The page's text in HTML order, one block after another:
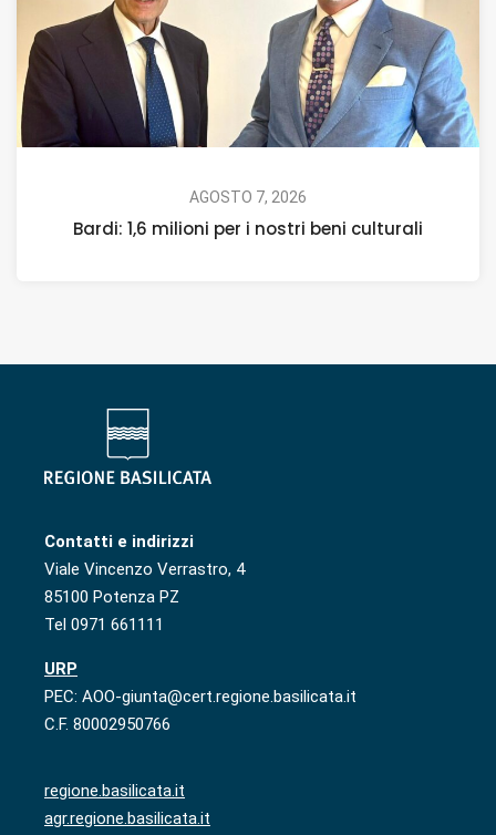
AGOSTO 7, 2026
Bardi: 1,6 milioni per i nostri beni culturali
Contatti e indirizzi
Viale Vincenzo Verrastro, 4
85100 Potenza PZ
Tel 0971 661111
URP
PEC: AOO-giunta@cert.regione.basilicata.it
C.F. 80002950766
regione.basilicata.it
agr.regione.basilicata.it